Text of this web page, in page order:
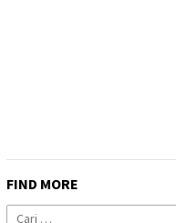
FIND MORE
Cari